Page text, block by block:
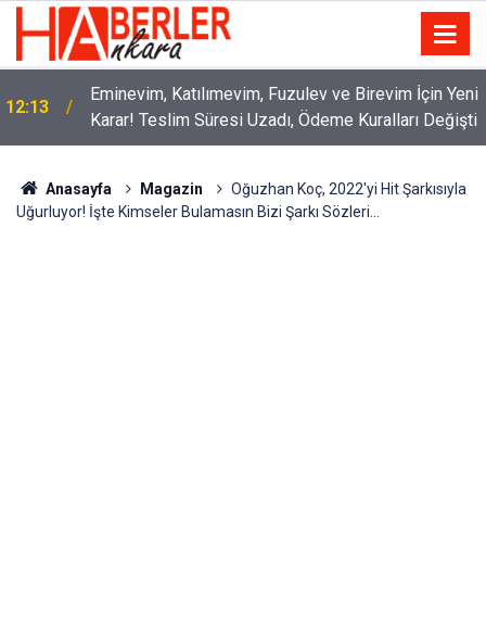
12:13
Eminevim, Katılımevim, Fuzulev ve Birevim İçin Yeni
Karar! Teslim Süresi Uzadı, Ödeme Kuralları Değişti
Anasayfa Magazin
Oğuzhan Koç, 2022'yi Hit Şarkısıyla
Uğurluyor! İşte Kimseler Bulamasın Bizi Şarkı Sözleri...